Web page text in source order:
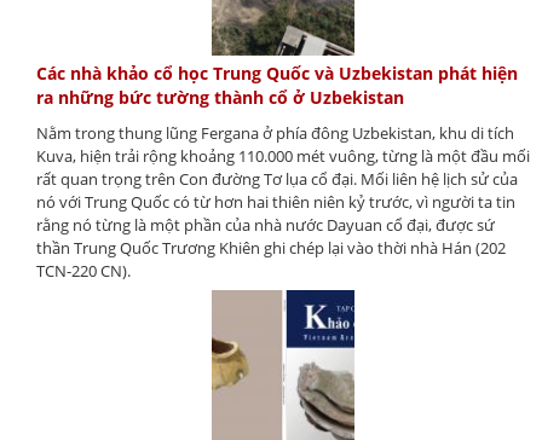
Các nhà khảo cổ học Trung Quốc và Uzbekistan phát hiện
ra những bức tường thành cổ ở Uzbekistan
Nằm trong thung lũng Fergana ở phía đông Uzbekistan, khu di tích
Kuva, hiện trải rộng khoảng 110.000 mét vuông, từng là một đầu mối
rất quan trọng trên Con đường Tơ lụa cổ đại. Mối liên hệ lịch sử của
nó với Trung Quốc có từ hơn hai thiên niên kỷ trước, vì người ta tin
rằng nó từng là một phần của nhà nước Dayuan cổ đại, được sứ
thần Trung Quốc Trương Khiên ghi chép lại vào thời nhà Hán (202
TCN-220 CN).